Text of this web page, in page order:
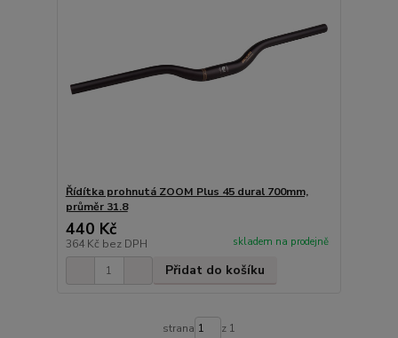
Řídítka prohnutá ZOOM Plus 45 dural 700mm,
průměr 31.8
440 Kč
364 Kč bez DPH skladem na prodejně
Přidat do košíku
strana z 1